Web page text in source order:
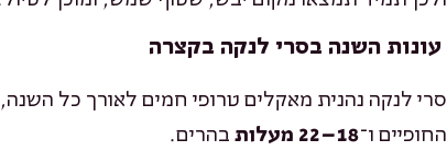
עונות השנה בסרי לנקה בקצרה
סרי לנקה נהנית מאקלים טרופי חמים לאורך כל
החופיים ו־18–22 מעלות
בהרים.